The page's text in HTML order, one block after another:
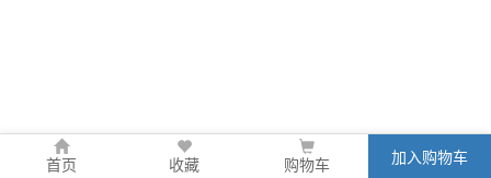
首页 收藏 购物车 加入购物车